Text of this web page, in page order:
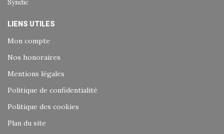
LIENS UTILES
Mon compte
Nos honoraires
Mentions légales
Politique de confidentialité
Politique des cookies
Plan du site